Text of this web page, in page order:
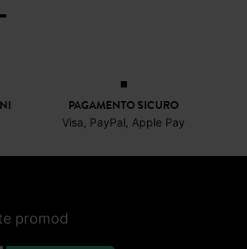
PAGAMENTO SICURO
Visa, PayPal, Apple Pay
promod